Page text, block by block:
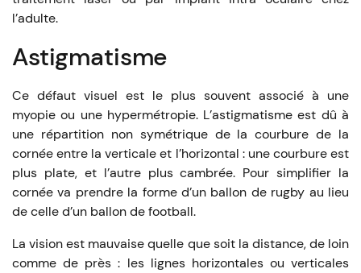
l’adulte.
Astigmatisme
Ce défaut visuel est le plus souvent associé à une
myopie ou une hypermétropie. L’astigmatisme est dû à
une répartition non symétrique de la courbure de la
cornée entre la verticale et l’horizontal : une courbure est
plus plate, et l’autre plus cambrée. Pour simplifier la
cornée va prendre la forme d’un ballon de rugby au lieu
de celle d’un ballon de football.
La vision est mauvaise quelle que soit la distance, de loin
comme de près : les lignes horizontales ou verticales